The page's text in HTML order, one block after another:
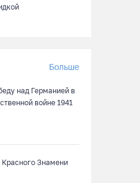
выпавший изБольше
над Германией в
войне 1941
Знамени